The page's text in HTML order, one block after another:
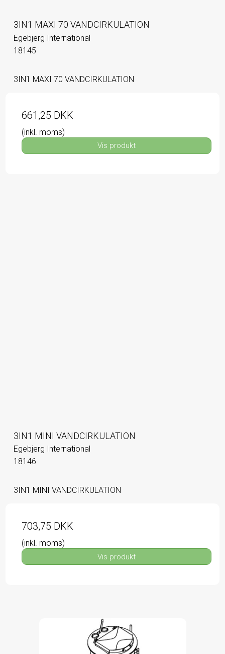
3IN1 MAXI 70 VANDCIRKULATION
Egebjerg International
18145
3IN1 MAXI 70 VANDCIRKULATION
661,25 DKK
(inkl. moms)
Vis produkt
3IN1 MINI VANDCIRKULATION
Egebjerg International
18146
3IN1 MINI VANDCIRKULATION
703,75 DKK
(inkl. moms)
Vis produkt